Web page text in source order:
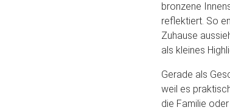
bronzene
reflektiert. So
Zuhause
als kleines
Gerade als
weil es
die Familie